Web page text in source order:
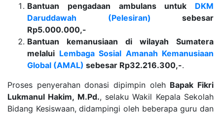
Bantuan pengadaan ambulans untuk DKM
Daruddawah (Pelesiran) sebesar
Rp5.000.000,-
Bantuan kemanusiaan di wilayah Sumatera
melalui Lembaga Sosial Amanah Kemanusiaan
Global (AMAL) sebesar Rp32.216.300,-.
Proses penyerahan donasi dipimpin oleh Bapak Fikri
Lukmanul Hakim, M.Pd., selaku Wakil Kepala Sekolah
Bidang Kesiswaan, didampingi oleh beberapa guru dan